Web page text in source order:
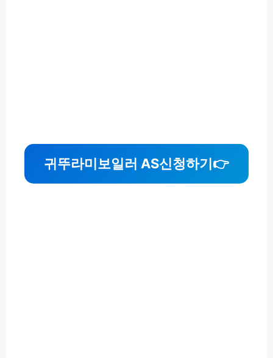
귀뚜라미보일러 AS신청하기👉